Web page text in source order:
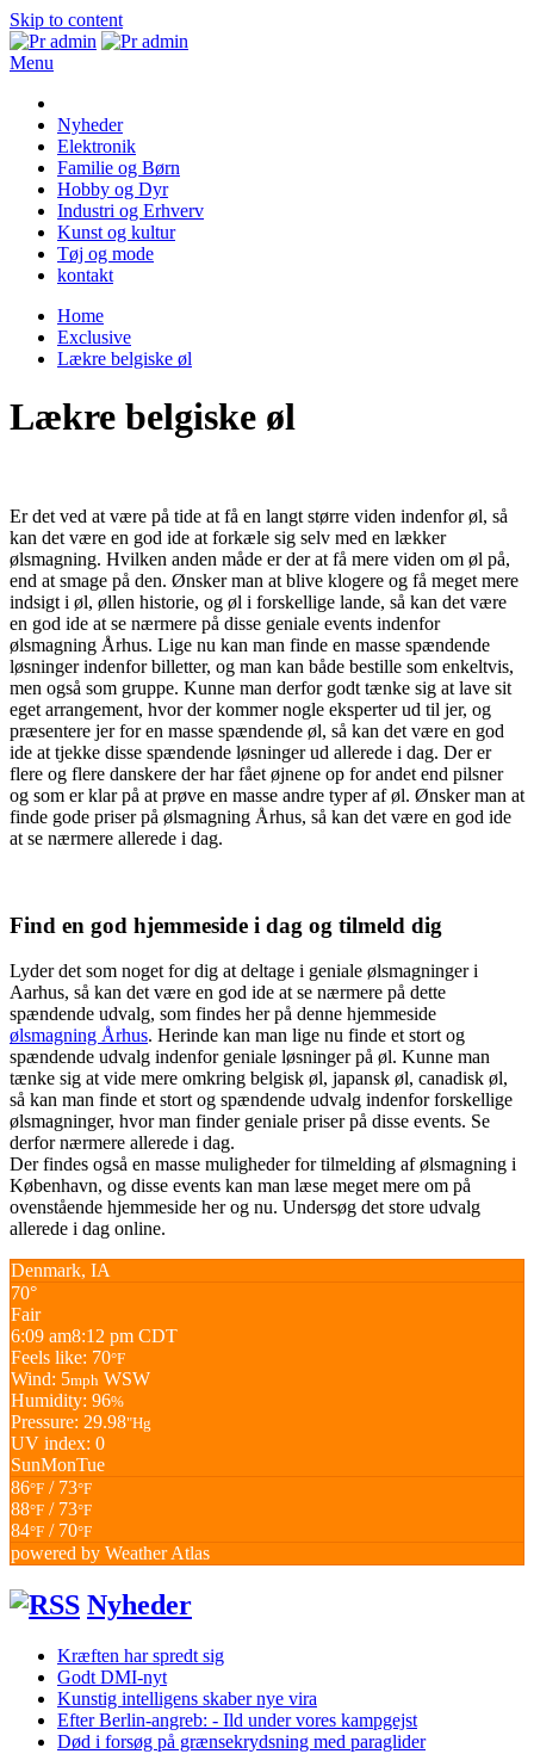
Skip to content
Menu
Nyheder
Elektronik
Familie og Børn
Hobby og Dyr
Industri og Erhverv
Kunst og kultur
Tøj og mode
kontakt
Home
Exclusive
Lækre belgiske øl
Lækre belgiske øl
Er det ved at være på tide at få en langt større viden indenfor øl, så
kan det være en god ide at forkæle sig selv med en lækker
ølsmagning. Hvilken anden måde er der at få mere viden om øl på,
end at smage på den. Ønsker man at blive klogere og få meget mere
indsigt i øl, øllen historie, og øl i forskellige lande, så kan det være
en god ide at se nærmere på disse geniale events indenfor
ølsmagning Århus. Lige nu kan man finde en masse spændende
løsninger indenfor billetter, og man kan både bestille som enkeltvis,
men også som gruppe. Kunne man derfor godt tænke sig at lave sit
eget arrangement, hvor der kommer nogle eksperter ud til jer, og
præsentere jer for en masse spændende øl, så kan det være en god
ide at tjekke disse spændende løsninger ud allerede i dag. Der er
flere og flere danskere der har fået øjnene op for andet end pilsner
og som er klar på at prøve en masse andre typer af øl. Ønsker man at
finde gode priser på ølsmagning Århus, så kan det være en god ide
at se nærmere allerede i dag.
Find en god hjemmeside i dag og tilmeld dig
Lyder det som noget for dig at deltage i geniale ølsmagninger i
Aarhus, så kan det være en god ide at se nærmere på dette
spændende udvalg, som findes her på denne hjemmeside
ølsmagning Århus. Herinde kan man lige nu finde et stort og
spændende udvalg indenfor geniale løsninger på øl. Kunne man
tænke sig at vide mere omkring belgisk øl, japansk øl, canadisk øl,
så kan man finde et stort og spændende udvalg indenfor forskellige
ølsmagninger, hvor man finder geniale priser på disse events. Se
derfor nærmere allerede i dag.
Der findes også en masse muligheder for tilmelding af ølsmagning i
København, og disse events kan man læse meget mere om på
ovenstående hjemmeside her og nu. Undersøg det store udvalg
allerede i dag online.
Denmark, IA
70°
Fair
6:09 am8:12 pm CDT
Feels like: 70°F
Wind: 5mph WSW
Humidity: 96%
Pressure: 29.98"Hg
UV index: 0
SunMonTue
86°F / 73°F
88°F / 73°F
84°F / 70°F
powered by Weather Atlas
Nyheder
Kræften har spredt sig
Godt DMI-nyt
Kunstig intelligens skaber nye vira
Efter Berlin-angreb: - Ild under vores kampgejst
Død i forsøg på grænsekrydsning med paraglider